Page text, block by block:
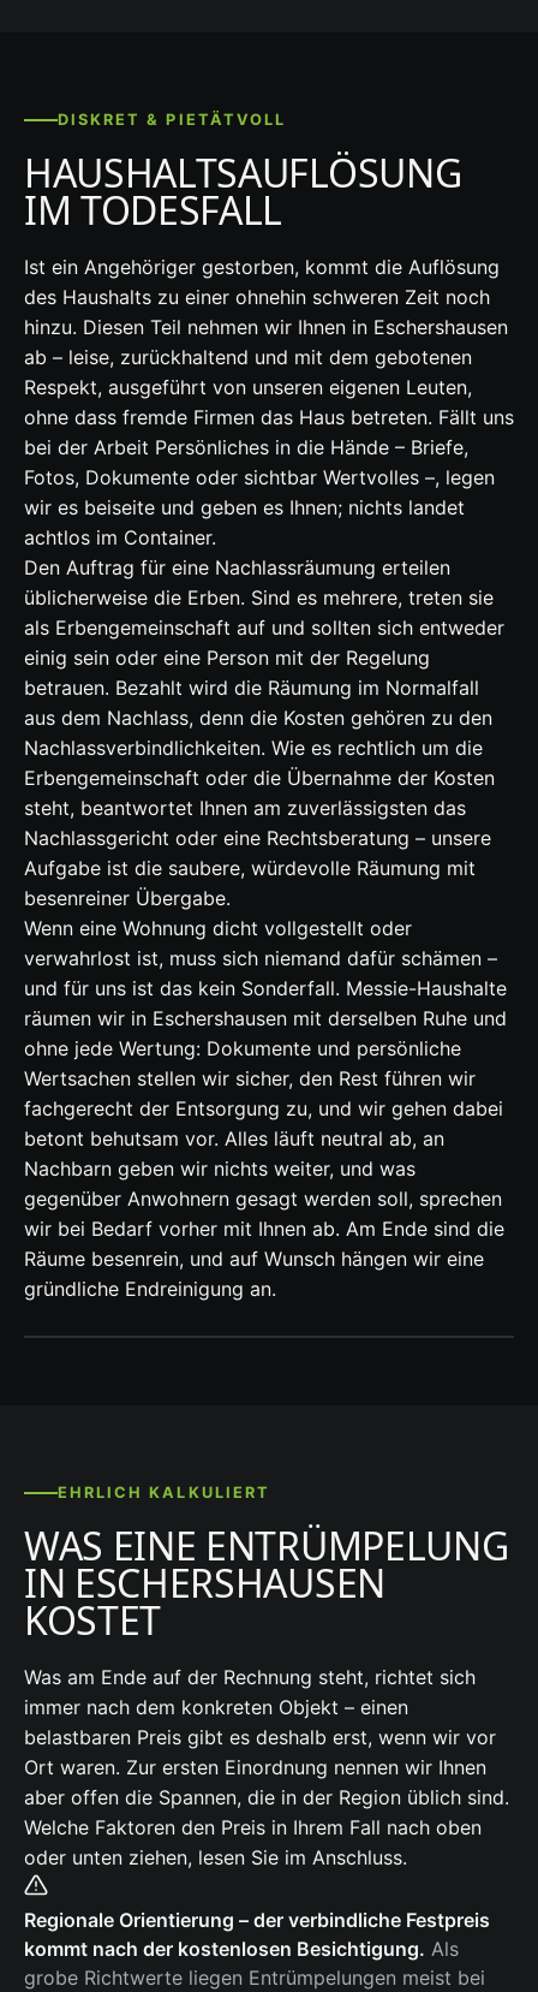
DISKRET & PIETÄTVOLL
HAUSHALTSAUFLÖSUNG
IM TODESFALL
Ist ein Angehöriger gestorben, kommt die Auflösung
des Haushalts zu einer ohnehin schweren Zeit noch
hinzu. Diesen Teil nehmen wir Ihnen in Eschershausen
ab – leise, zurückhaltend und mit dem gebotenen
Respekt, ausgeführt von unseren eigenen Leuten,
ohne dass fremde Firmen das Haus betreten. Fällt uns
bei der Arbeit Persönliches in die Hände – Briefe,
Fotos, Dokumente oder sichtbar Wertvolles –, legen
wir es beiseite und geben es Ihnen; nichts landet
achtlos im Container.
Den Auftrag für eine Nachlassräumung erteilen
üblicherweise die Erben. Sind es mehrere, treten sie
als Erbengemeinschaft auf und sollten sich entweder
einig sein oder eine Person mit der Regelung
betrauen. Bezahlt wird die Räumung im Normalfall
aus dem Nachlass, denn die Kosten gehören zu den
Nachlassverbindlichkeiten. Wie es rechtlich um die
Erbengemeinschaft oder die Übernahme der Kosten
steht, beantwortet Ihnen am zuverlässigsten das
Nachlassgericht oder eine Rechtsberatung – unsere
Aufgabe ist die saubere, würdevolle Räumung mit
besenreiner Übergabe.
Wenn eine Wohnung dicht vollgestellt oder
verwahrlost ist, muss sich niemand dafür schämen –
und für uns ist das kein Sonderfall. Messie-Haushalte
räumen wir in Eschershausen mit derselben Ruhe und
ohne jede Wertung: Dokumente und persönliche
Wertsachen stellen wir sicher, den Rest führen wir
fachgerecht der Entsorgung zu, und wir gehen dabei
betont behutsam vor. Alles läuft neutral ab, an
Nachbarn geben wir nichts weiter, und was
gegenüber Anwohnern gesagt werden soll, sprechen
wir bei Bedarf vorher mit Ihnen ab. Am Ende sind die
Räume besenrein, und auf Wunsch hängen wir eine
gründliche Endreinigung an.
EHRLICH KALKULIERT
WAS EINE ENTRÜMPELUNG
IN ESCHERSHAUSEN
KOSTET
Was am Ende auf der Rechnung steht, richtet sich
immer nach dem konkreten Objekt – einen
belastbaren Preis gibt es deshalb erst, wenn wir vor
Ort waren. Zur ersten Einordnung nennen wir Ihnen
aber offen die Spannen, die in der Region üblich sind.
Welche Faktoren den Preis in Ihrem Fall nach oben
oder unten ziehen, lesen Sie im Anschluss.
Regionale Orientierung – der verbindliche Festpreis
kommt nach der kostenlosen Besichtigung. Als
grobe Richtwerte liegen Entrümpelungen meist bei